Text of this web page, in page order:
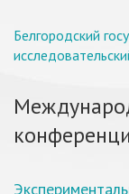
Белгородский